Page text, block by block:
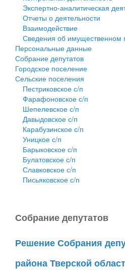
Сельские поселения
Экспертно-аналитическая
Отчеты о деятельности
Взаимодействие
Сведения об имущественном
Персональные данные
Собрание депутатов
Городское поселение
Сельские поселения
Пестриковское с/п
Фарафоновское с/п
Шепелевское с/п
Давыдовское с/п
Карабузинское с/п
Уницкое с/п
Барыковское с/п
Булатовское с/п
Славковское с/п
Письяковское с/п
Собрание депутатов
Решение Собрания
района Тверской